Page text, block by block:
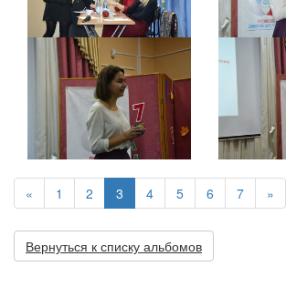
« 1 2 3 4 5 6 7 »
Вернуться к списку альбомов